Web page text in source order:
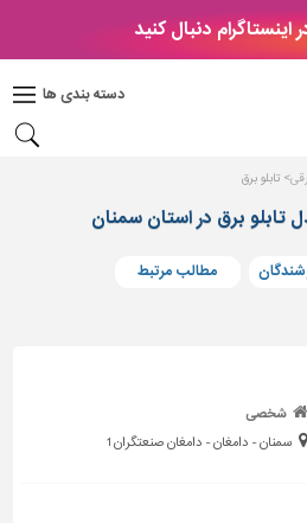
اینستاگرام دنبال کنید
دسته بندی ها
تابلو برق
تابلو برق در استان سمنان
مطالب مرتبط
شخصی
سمنان - دامغان - دامغان صنعتگران 1